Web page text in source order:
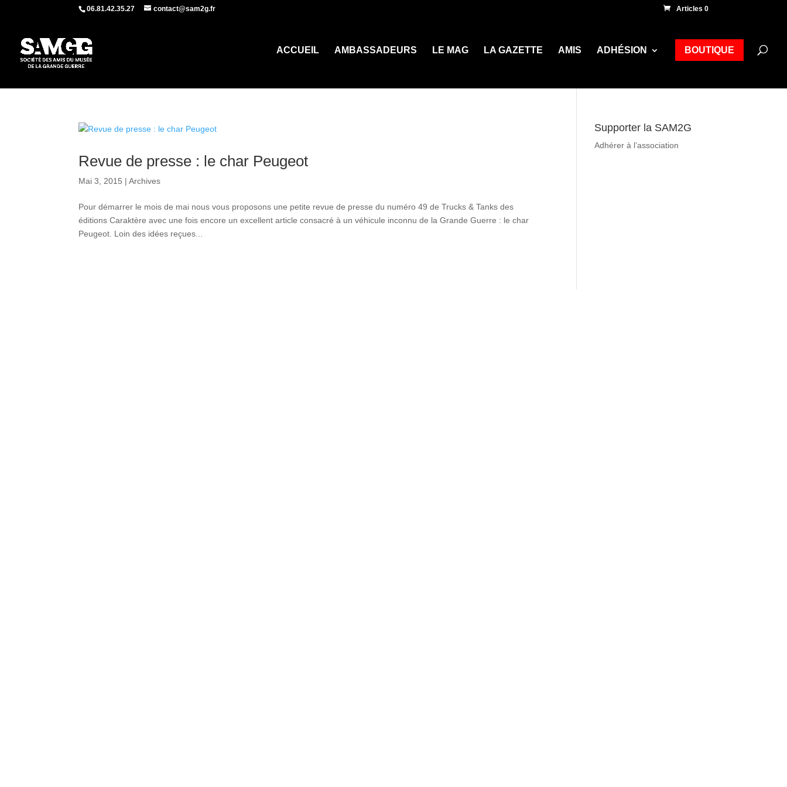
06.81.42.35.27 contact@sam2g.fr Articles 0
ACCUEIL AMBASSADEURS LE MAG LA GAZETTE AMIS ADHÉSION BOUTIQUE
Revue de presse : le char Peugeot
Mai 3, 2015 |Archives
Pour démarrer le mois de mai nous vous proposons une petite revue de presse du numéro 49 de Trucks & Tanks des
éditions Caraktère avec une fois encore un excellent article consacré à un véhicule inconnu de la Grande Guerre : le char
Peugeot. Loin des idées reçues...
Supporter la SAM2G
Adhérer à l’association